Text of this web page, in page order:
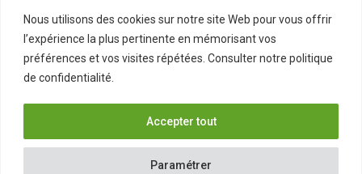
Nous utilisons des cookies sur notre site Web pour vous offrir
l’expérience la plus pertinente en mémorisant vos
préférences et vos visites répétées. Consulter notre politique
de confidentialité.
Paramétrer
Accepter tout
© 2026 CGI Immobilier. Tous droits réservés.